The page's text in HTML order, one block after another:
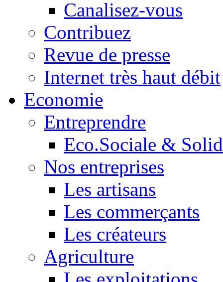
Canalisez-vous
Contribuez
Revue de presse
Internet très haut débit
Economie
Entreprendre
Eco.Sociale &
Nos entreprises
Les artisans
Les commerçants
Les créateurs
Agriculture